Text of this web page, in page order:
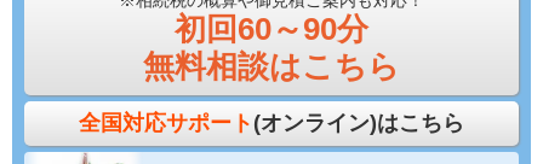
初回60～90分
無料相談はこちら
全国対応サポート(オンライン)はこちら